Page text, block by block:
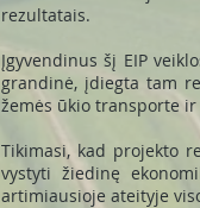
rezultatais.
Įgyvendinus šį EIP
grandinė, įdiegta tam
žemės ūkio transporte
Tikimasi, kad projekto
vystyti žiedinę
artimiausioje ateityje